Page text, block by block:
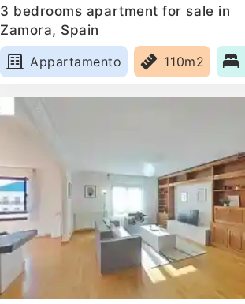
3 bedrooms apartment for sale in
Zamora, Spain
Appartamento
110m2